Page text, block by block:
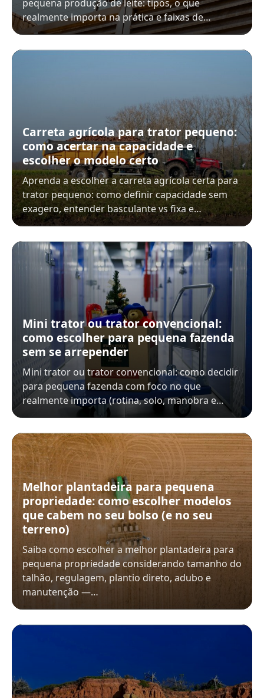
pequena produção de leite: tipos, o que
realmente importa na prática e faixas de…
Carreta agrícola para trator pequeno:
como acertar na capacidade e
escolher o modelo certo
Aprenda a escolher a carreta agrícola certa para
trator pequeno: como definir capacidade sem
exagero, entender basculante vs fixa e…
Mini trator ou trator convencional:
como escolher para pequena fazenda
sem se arrepender
Mini trator ou trator convencional: como decidir
para pequena fazenda com foco no que
realmente importa (rotina, solo, manobra e…
Melhor plantadeira para pequena
propriedade: como escolher modelos
que cabem no seu bolso (e no seu
terreno)
Saiba como escolher a melhor plantadeira para
pequena propriedade considerando tamanho do
talhão, regulagem, plantio direto, adubo e
manutenção —…